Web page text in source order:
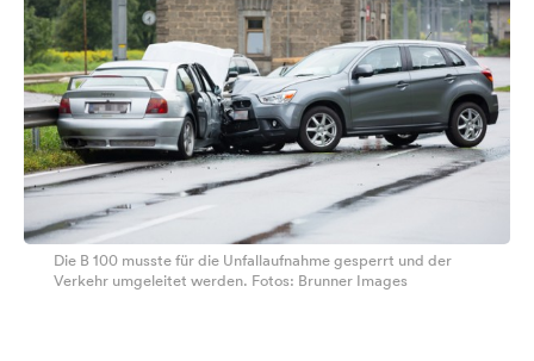
Die B 100 musste für die Unfallaufnahme gesperrt und der
Verkehr umgeleitet werden. Fotos: Brunner Images